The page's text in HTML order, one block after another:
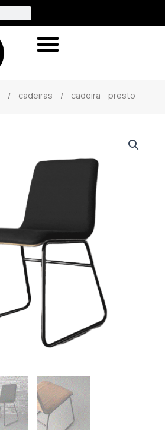
/ cadeiras / cadeira presto